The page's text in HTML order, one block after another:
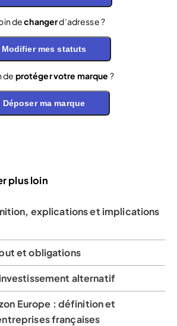
dechangerd’adresse ?
Modifier mes statuts
de protéger votre marque ?
Déposer ma marque
plus loin
explications et implications
et obligations
alternatif
Europe : définition et
françaises